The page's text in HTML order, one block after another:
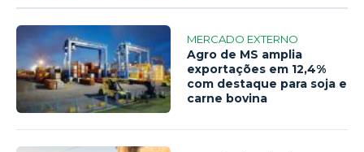
MERCADO EXTERNO
Agro de MS amplia
exportações em 12,4%
com destaque para soja e
carne bovina